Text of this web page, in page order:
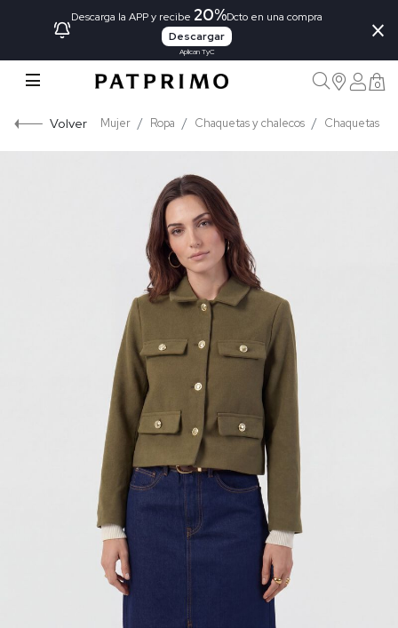
Descarga la APP y recibe 20%Dcto en una compra
Descargar
Aplican TyC
×
0
Volver Mujer Ropa Chaquetas y chalecos Chaquetas